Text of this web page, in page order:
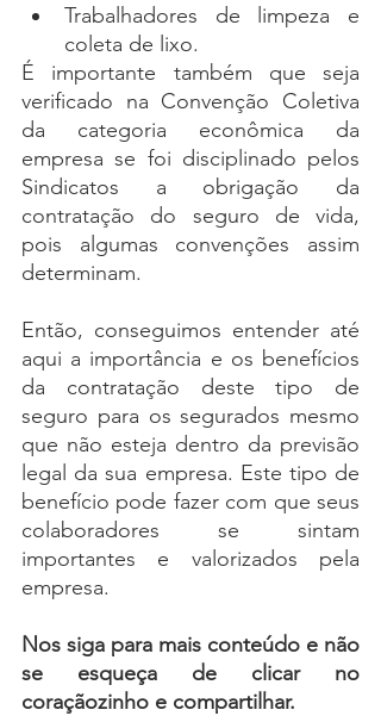
Trabalhadores de limpeza e
coleta de lixo.
É importante também que seja
verificado na Convenção Coletiva
da categoria econômica da
empresa se foi disciplinado pelos
Sindicatos a obrigação da
contratação do seguro de vida,
pois algumas convenções assim
determinam.
Então, conseguimos entender até
aqui a importância e os benefícios
da contratação deste tipo de
seguro para os segurados mesmo
que não esteja dentro da previsão
legal da sua empresa. Este tipo de
benefício pode fazer com que seus
colaboradores se sintam
importantes e valorizados pela
empresa.
Nos siga para mais conteúdo e não
se esqueça de c licar no
coraçãozinho e compartilhar.